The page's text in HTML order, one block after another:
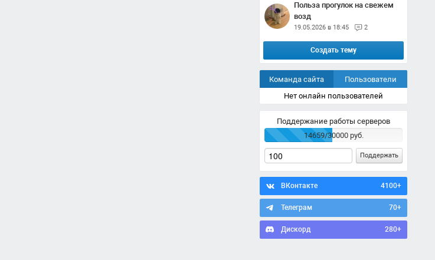
Польза прогулок на свежем
возд
19.05.2026 в 18:45 2
Создать тему
Команда сайта
Пользователи
Нет онлайн пользователей
Поддержание работы серверов
14659/30000 руб.
Поддержать
ВКонтакте 4100+
Телеграм 70+
Дискорд 280+